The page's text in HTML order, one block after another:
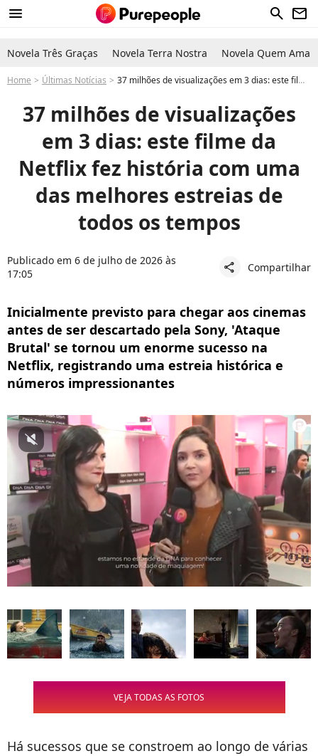
menu search newsletter
Novela Três Graças Novela Terra Nostra Novela Quem Ama
Home Últimas Notícias 37 milhões de visualizações em 3 dias: este filme da Netflix fez história com uma das melhores estreias de todos os tempos
37 milhões de visualizações
em 3 dias: este filme da
Netflix fez história com uma
das melhores estreias de
todos os tempos
Publicado em 6 de julho de 2026 às
17:05
share Compartilhar
Inicialmente previsto para chegar aos cinemas
antes de ser descartado pela Sony, 'Ataque
Brutal' se tornou um enorme sucesso na
Netflix, registrando uma estreia histórica e
números impressionantes
VEJA TODAS AS FOTOS
Há sucessos que se constroem ao longo de várias